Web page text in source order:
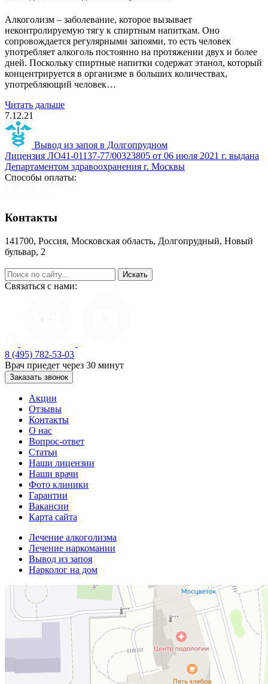
Алкоголизм – заболевание, которое вызывает
неконтролируемую тягу к спиртным напиткам. Оно
сопровождается регулярными запоями, то есть человек
употребляет алкоголь постоянно на протяжении двух и более
дней. Поскольку спиртные напитки содержат этанол, который
концентрируется в организме в больших количествах,
употребляющий человек…
Читать дальше
7.12.21
Вывод из запоя в Долгопрудном
Лицензия ЛО41-01137-77/00323805 от 06 июля 2021 г. выдана
Департаментом здравоохранения г. Москвы
Способы оплаты:
Контакты
141700, Россия, Московская область, Долгопрудный, Новый
бульвар, 2
Связаться с нами:
8 (495) 782-53-03
Врач приедет через 30 минут
Заказать звонок
Акции
Отзывы
Контакты
О нас
Вопрос-ответ
Статьи
Наши лицензии
Наши врачи
Фото клиники
Гарантии
Вакансии
Карта сайта
Лечение алкоголизма
Лечение наркомании
Вывод из запоя
Нарколог на дом